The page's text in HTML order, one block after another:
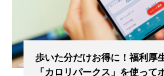
歩いた分だけお得に！福利厚
「カロリパークス」を使って